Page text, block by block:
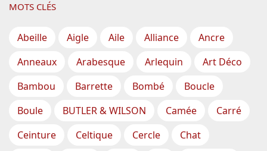
MOTS CLÉS
Abeille Aigle Aile Alliance
Ancre
Anneaux
Arabesque Arlequin
Art Déco
Bambou
Barrette Bombé
Boucle
Boule
BUTLER & WILSON Camée
Carré
Ceinture
Celtique Cercle
Chat